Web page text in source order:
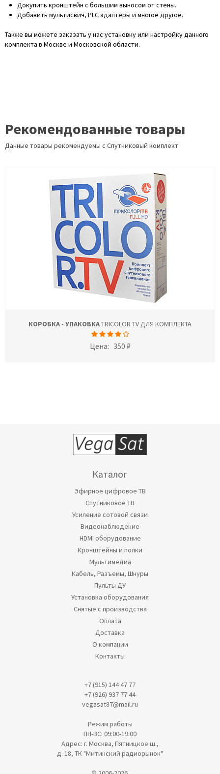
Докупить кронштейн с большим выносом от стены.
Добавить мультисвич, PLC адаптеры и многое другое.
Также вы можете заказать у нас установку или настройку данного
комплекта в Москве и Московской области.
Рекомендованные товары
Данные товары рекомендуемы с Спутниковый комплект
КОРОБКА - УПАКОВКАTRICOLOR TV ДЛЯ КОМПЛЕКТА
Цена: 350 ₽
Каталог
Эфирное цифровое ТВ
Спутниковое ТВ
Усиление сотовой связи
Видеонаблюдение
HDMI оборудование
Кронштейны и полки
Мультимедиа
Кабель, Разъемы, Шнуры
Пульты ДУ
Установка оборудования
Снятые с производства
Оплата
Доставка
О компании
Контакты
+7 (915) 144 47 77
+7 (926) 937 77 44
vegasat87@mail.ru
Режим работы
ПН-ВС: 09:00-19:00
Адрес: г. Москва, Пятницкое ш.,
д. 18, ТК "Митинский радиорынок"